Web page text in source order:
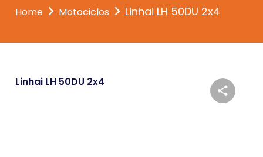
Home Motociclos Linhai LH 50DU 2x4
Linhai LH 50DU 2x4